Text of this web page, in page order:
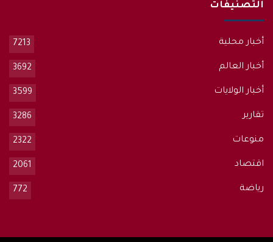
التصنيفات
أخبار محلية 7213
أخبار العالم 3692
أخبار الولايات 3599
تقارير 3286
منوعات 2322
اقتصاد 2061
رياضة 772